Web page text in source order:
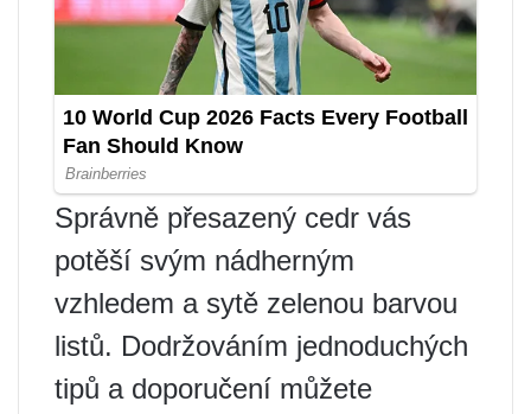
Správně přesazený cedr vás
potěší svým nádherným
vzhledem a sytě zelenou barvou
listů. Dodržováním jednoduchých
tipů a doporučení můžete